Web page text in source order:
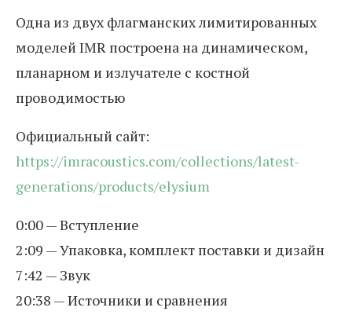
Одна из двух флагманских лимитированных
моделей IMR построена на динамическом,
планарном и излучателе с костной
проводимостью
Официальный сайт:
https://imracoustics.com/collections/latest-
generations/products/elysium
0:00 — Вступление
2:09 — Упаковка, комплект поставки и дизайн
7:42 — Звук
20:38 — Источники и сравнения